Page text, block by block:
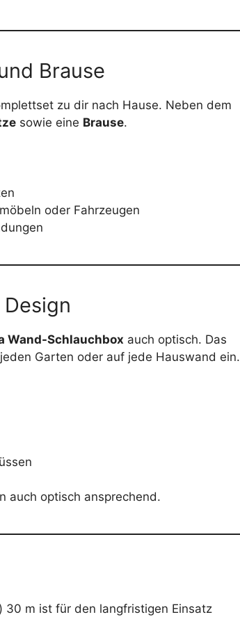
Brause
zu dir nach Hause. Neben dem
sowie eine Brause.
oder Fahrzeugen
Wand-Schlauchbox auch optisch. Das
Garten oder auf jede Hauswand ein.
auch optisch ansprechend.
30 m ist für den langfristigen Einsatz